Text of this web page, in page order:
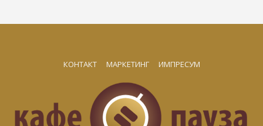
КОНТАКТ МАРКЕТИНГ ИМПРЕСУМ